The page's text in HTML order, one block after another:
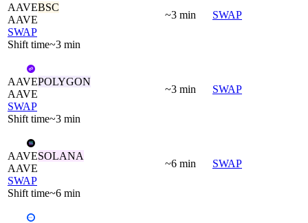
AAVEBSC
AAVE
SWAP
Shift time~3 min
~3 min SWAP
AAVEPOLYGON
AAVE
SWAP
Shift time~3 min
~3 min SWAP
AAVESOLANA
AAVE
SWAP
Shift time~6 min
~6 min SWAP